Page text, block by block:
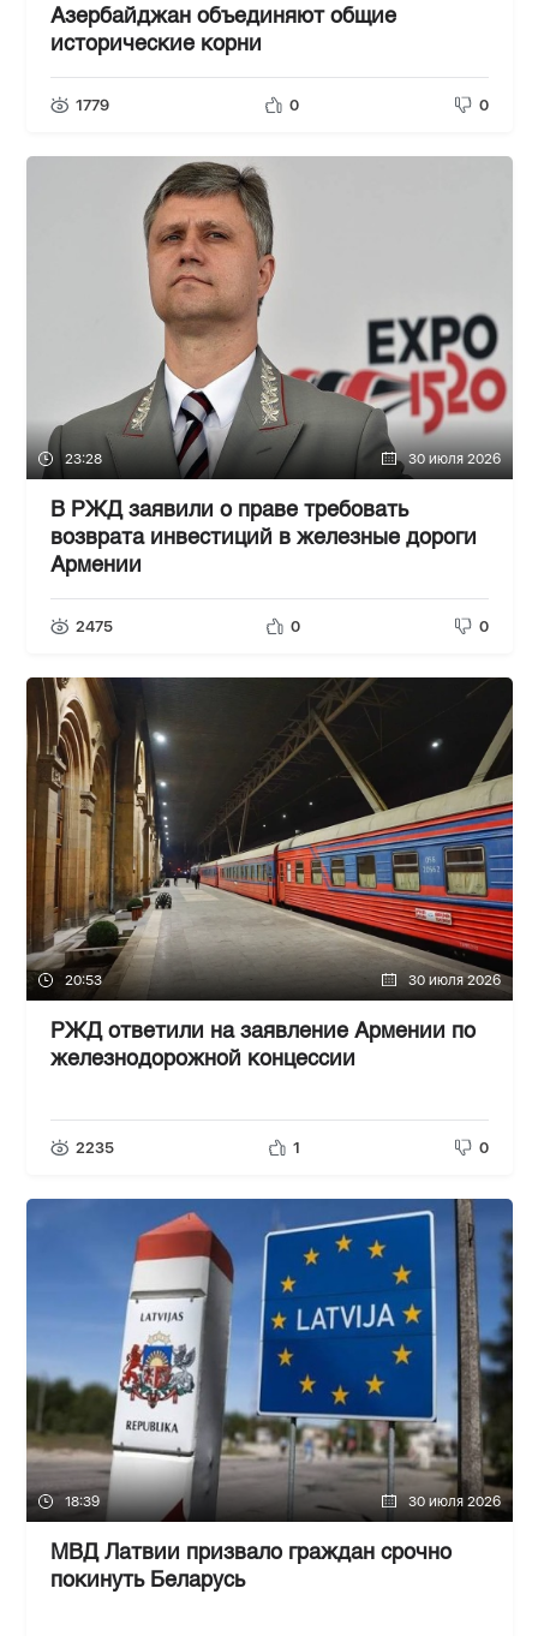
Азербайджан объединяют общие
исторические корни
1779 0 0
23:28 30 июля 2026
В РЖД заявили о праве требовать
возврата инвестиций в железные дороги
Армении
2475 0 0
20:53 30 июля 2026
РЖД ответили на заявление Армении по
железнодорожной концессии
2235 1 0
18:39 30 июля 2026
МВД Латвии призвало граждан срочно
покинуть Беларусь